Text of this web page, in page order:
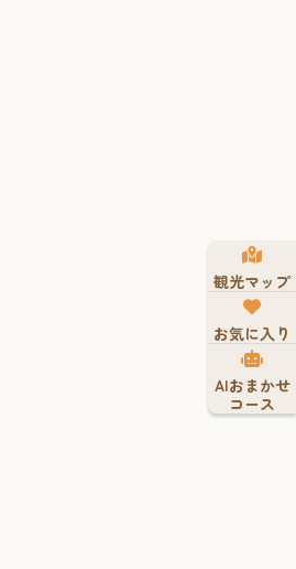
観光マップ
お気に入り
AIおまかせ
コース